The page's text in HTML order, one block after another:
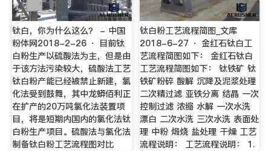
钛白，你为什么这么？ - 中国
粉体网2018-2-26 · 目前钛
白粉生产以硫酸法为主，但是由
于该方法污染较大，硫酸法工艺
钛白粉产能已经被禁止新建，氯
化法受到鼓舞，其中龙蟒佰利正
在扩产的20万吨氯化法装置项
目，将是短期内国内的氯化法钛
白粉生产项目。硫酸法与氯化法
制备钛白粉工艺流程图对比
钛白粉工艺流程简图_文库
2018-6-27 · 金红石钛白工
艺流程简图如下： 金红石钛白
工艺流程简图如下： 钛铁矿 钛
铁矿粉碎 酸解 沉降及泥浆处理
二次精过滤 亚铁分离 结晶 一次
控制过滤 浓缩 水解 一次水洗
漂白 二次水洗 三次水洗 表面处
理 中粉 煅烧 盐处理 干燥 工艺
流程说明： 工艺流程说明： 1.